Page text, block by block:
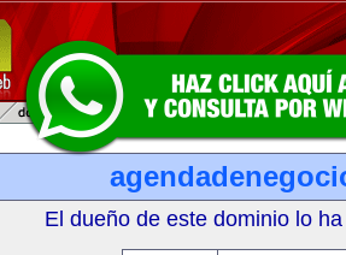
El dueño de este dominio lo